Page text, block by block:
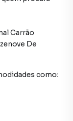
Carrão
De
como: